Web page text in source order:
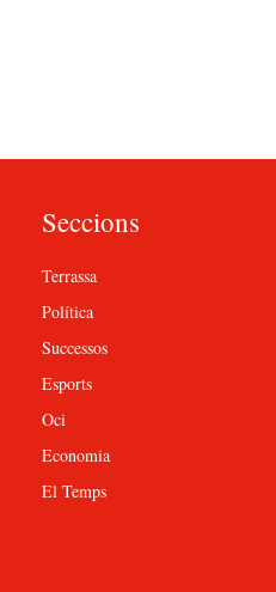
Seccions
Terrassa
Política
Successos
Esports
Oci
Economia
El Temps